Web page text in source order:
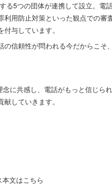
る5つの団体が連携して設立。電
利用防止対策といった観点での
与しています。
の信頼性が問われる今だからこそ
に共感し、電話がもっと信じら
していきます。
文はこちら